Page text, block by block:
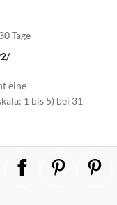
Tage
eine
1 bis 5) bei 31